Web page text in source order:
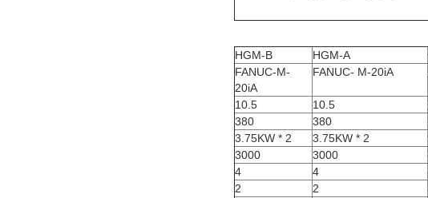
HGM-A
HGM-B
FANUC- M-20iA
FANUC-M-
20iA
10.5
10.5
380
380
2 * 3.75KW
2 * 3.75KW
3000
3000
4
4
2
2